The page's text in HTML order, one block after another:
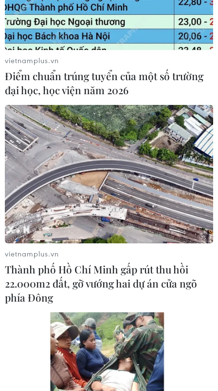
Nguyên-Chợ Mới
10/08/2026 11:29
Quảng Ngãi tăng tốc hoàn thành 4 trường nội trú
vùng biên trước 25/8
10/08/2026 11:21
Phát triển Đại học Quốc gia Hà Nội thành đại học
tinh hoa, thuộc nhóm hàng đầu châu Á
10/08/2026 11:21
vietnamplus.vn
Điểm chuẩn trúng tuyển của một số trường
đại học, học viện năm 2026
vietnamplus.vn
Thành phố Hồ Chí Minh gấp rút thu hồi
22.000m2 đất, gỡ vướng hai dự án cửa ngõ
phía Đông